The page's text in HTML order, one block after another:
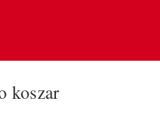
koszar